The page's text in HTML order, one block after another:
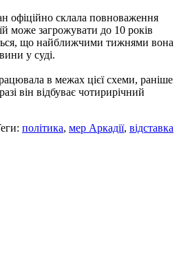
офіційно склала повноваження
може загрожувати до 10 років
що найближчими тижнями вона
у суді.
в межах цієї схеми, раніше
він відбуває чотирирічний
політика, мер Аркадії, відставка